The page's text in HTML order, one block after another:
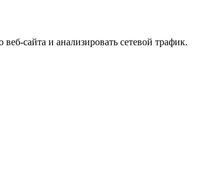
сайта и анализировать сетевой трафик.